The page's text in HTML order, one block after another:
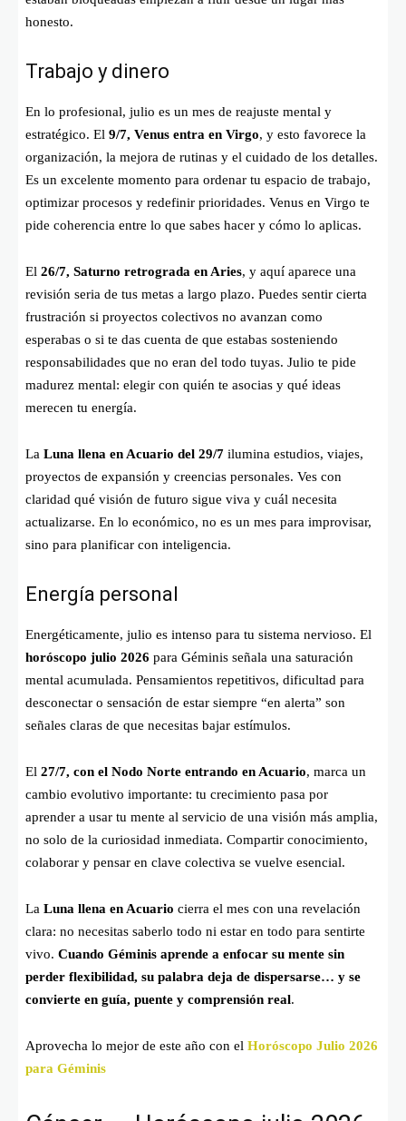
honesto.
Trabajo y dinero
En lo profesional, julio es un mes de reajuste mental y
estratégico. El 9/7, Venus entra en Virgo, y esto favorece la
organización, la mejora de rutinas y el cuidado de los detalles.
Es un excelente momento para ordenar tu espacio de trabajo,
optimizar procesos y redefinir prioridades. Venus en Virgo te
pide coherencia entre lo que sabes hacer y cómo lo aplicas.
El 26/7, Saturno retrograda en Aries, y aquí aparece una
revisión seria de tus metas a largo plazo. Puedes sentir cierta
frustración si proyectos colectivos no avanzan como
esperabas o si te das cuenta de que estabas sosteniendo
responsabilidades que no eran del todo tuyas. Julio te pide
madurez mental: elegir con quién te asocias y qué ideas
merecen tu energía.
La Luna llena en Acuario del 29/7 ilumina estudios, viajes,
proyectos de expansión y creencias personales. Ves con
claridad qué visión de futuro sigue viva y cuál necesita
actualizarse. En lo económico, no es un mes para improvisar,
sino para planificar con inteligencia.
Energía personal
Energéticamente, julio es intenso para tu sistema nervioso. El
horóscopo julio 2026 para Géminis señala una saturación
mental acumulada. Pensamientos repetitivos, dificultad para
desconectar o sensación de estar siempre “en alerta” son
señales claras de que necesitas bajar estímulos.
El 27/7, con el Nodo Norte entrando en Acuario, marca un
cambio evolutivo importante: tu crecimiento pasa por
aprender a usar tu mente al servicio de una visión más amplia,
no solo de la curiosidad inmediata. Compartir conocimiento,
colaborar y pensar en clave colectiva se vuelve esencial.
La Luna llena en Acuario cierra el mes con una revelación
clara: no necesitas saberlo todo ni estar en todo para sentirte
vivo. Cuando Géminis aprende a enfocar su mente sin
perder flexibilidad, su palabra deja de dispersarse… y se
convierte en guía, puente y comprensión real.
Aprovecha lo mejor de este año con el Horóscopo Julio 2026
para Géminis